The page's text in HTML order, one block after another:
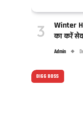
Winter
का करें
Admin
BIGG BOSS